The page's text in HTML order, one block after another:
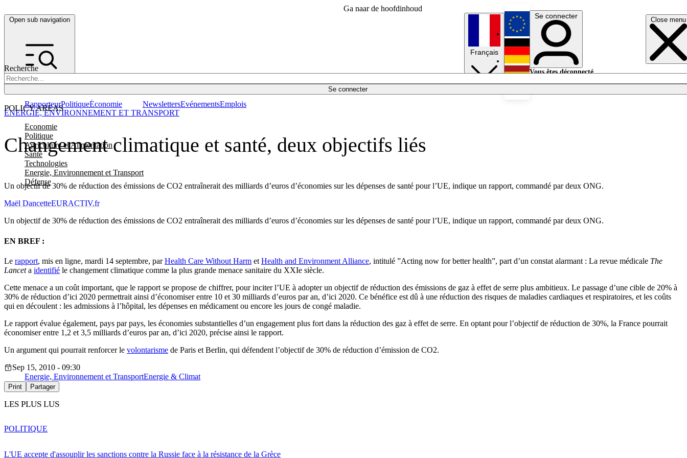
Ga naar de hoofdinhoud
Open sub navigation Close menu
Recherche
Se connecter
POLICY AREAS
Economie
Politique
Agriculture et Alimentation
Santé
Technologies
Energie, Environnement et Transport
Défense
RapporteurPolitiqueÉconomie NewslettersEvénementsEmplois
Français
English
Deutsch
Se connecter
Vous êtes déconnecté.
Changement climatique et santé, deux objectifs liés
Un objectif de 30% de réduction des émissions de CO2 entraînerait des milliards d’euros d’économies sur les dépenses de santé pour l’UE, indique un rapport, commandé par deux ONG.
ENERGIE, ENVIRONNEMENT ET TRANSPORT
Maël DancetteEURACTIV.fr
Un objectif de 30% de réduction des émissions de CO2 entraînerait des milliards d’euros d’économies sur les dépenses de santé pour l’UE, indique un rapport, commandé par deux ONG.
EN BREF :
Le rapport, mis en ligne, mardi 14 septembre, parHealth Care Without Harm et Health and Environment Alliance, intitulé ”Acting now for better health”, part d’un constat alarmant : La revue médicale The
Lanceta identifié le changement climatique comme la plus grande menace sanitaire du XXIe siècle.
Cette menace a un coût important, que le rapport se propose de chiffrer, pour inciter l’UE à adopter un objectif de réduction des émissions de gaz à effet de serre plus ambitieux. Le passage d’une cible de 20% à
30% de réduction d’ici 2020 permettrait ainsi d’économiser entre 10 et 30 milliards d’euros par an, d’ici 2020. Ce bénéfice est dû à une réduction des risques de maladies cardiaques et respiratoires, et les coûts
qui en découlent : les admissions à l’hôpital, les dépenses en médicament ou encore les jours de congé maladie.
Le rapport évalue également, pays par pays, les économies substantielles d’un engagement plus fort dans la réduction des gaz à effet de serre. En optant pour l’objectif de réduction de 30%, la France pourrait
économiser entre 1,2 et 3,5 milliards d’euros par an, d’ici 2020, précise ainsi le rapport.
Un argument qui pourrait renforcer le volontarisme de Paris et Berlin, qui défendent l’objectif de 30% de réduction d’émission de CO2.
Sep 15, 2010 - 09:30
Energie, Environnement et TransportEnergie & Climat
Print Partager
LES PLUS LUS
L'UE accepte d'assouplir les sanctions contre la Russie face à la résistance de la Grèce
POLITIQUE